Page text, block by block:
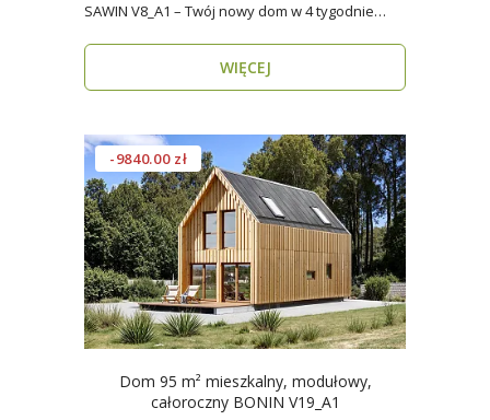
SAWIN V8_A1 – Twój nowy dom w 4 tygodnie
WIĘCEJ
-9840.00 zł
Dom 95 m² mieszkalny, modułowy,
całoroczny BONIN V19_A1